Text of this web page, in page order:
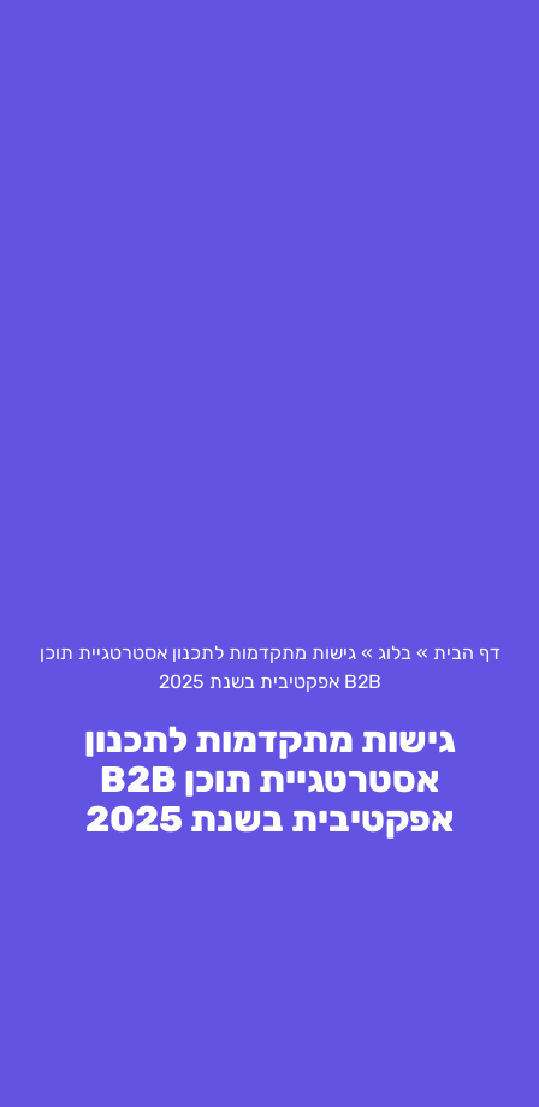
דף הבית » בלוג »גישות מתקדמות לתכנון אסטרטגיית תוכן
B2B אפקטיבית בשנת 2025
גישות מתקדמות לתכנון
אסטרטגיית תוכן B2B
אפקטיבית בשנת 2025